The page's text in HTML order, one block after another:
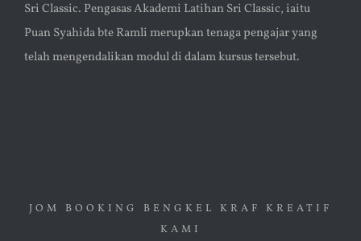
Sri Classic. Pengasas Akademi Latihan Sri Classic, iaitu
Puan Syahida bte Ramli merupkan tenaga pengajar yang
telah mengendalikan modul di dalam kursus tersebut.
JOM BOOKING BENGKEL KRAF KREATIF
KAMI